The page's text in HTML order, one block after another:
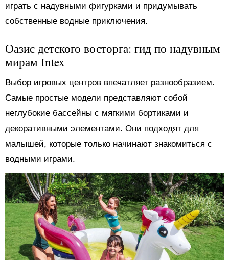
играть с надувными фигурками и придумывать
собственные водные приключения.
Оазис детского восторга: гид по надувным
мирам Intex
Выбор игровых центров впечатляет разнообразием.
Самые простые модели представляют собой
неглубокие бассейны с мягкими бортиками и
декоративными элементами. Они подходят для
малышей, которые только начинают знакомиться с
водными играми.